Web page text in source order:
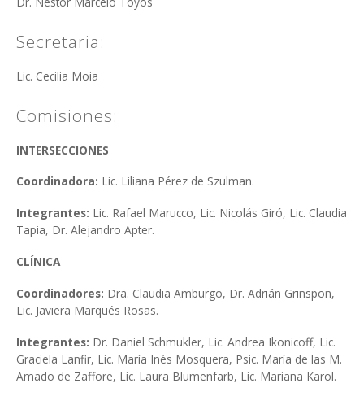
Secretaria:
Lic. Cecilia Moia
Comisiones:
INTERSECCIONES
Coordinadora: Lic. Liliana Pérez de Szulman.
Integrantes: Lic. Rafael Marucco, Lic. Nicolás Giró, Lic. Claudia
Tapia, Dr. Alejandro Apter.
CLÍNICA
Coordinadores: Dra. Claudia Amburgo, Dr. Adrián Grinspon,
Lic. Javiera Marqués Rosas.
Integrantes: Dr. Daniel Schmukler, Lic. Andrea Ikonicoff, Lic.
Graciela Lanfir, Lic. María Inés Mosquera, Psic. María de las M.
Amado de Zaffore, Lic. Laura Blumenfarb, Lic. Mariana Karol.